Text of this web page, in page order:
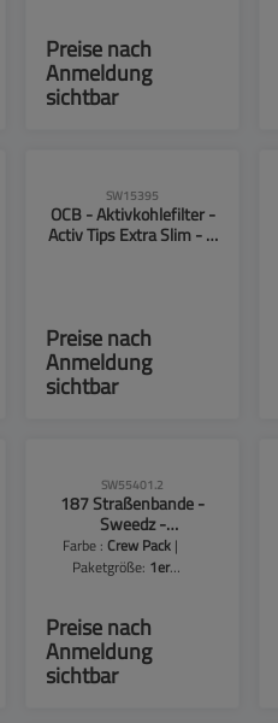
Preise nach
Anmeldung
sichtbar
SW15395
OCB - Aktivkohlefilter -
Activ Tips Extra Slim - Ø
Preise nach
Anmeldung
sichtbar
SW55401.2
187 Straßenbande -
Sweedz -
Aktivkohlefilter - Ø 6
mm - 187 Stück - Crew
Farbe :Crew Pack |
Paketgröße: 1er
Preise nach
Anmeldung
sichtbar